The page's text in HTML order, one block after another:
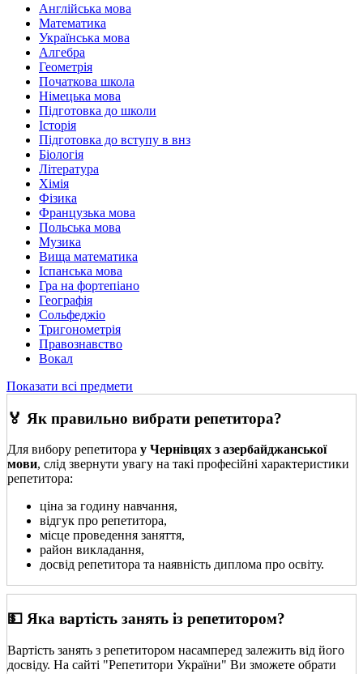
Англійська мова
Математика
Українська мова
Алгебра
Геометрія
Початкова школа
Німецька мова
Підготовка до школи
Історія
Підготовка до вступу в внз
Біологія
Література
Хімія
Фізика
Французька мова
Польська мова
Музика
Вища математика
Іспанська мова
Гра на фортепіано
Географія
Сольфеджіо
Тригонометрія
Правознавство
Вокал
Показати всі предмети
🏅 Як правильно вибрати репетитора?
Для вибору репетитора у Чернівцях з азербайджанської
мови, слід звернути увагу на такі професійні характеристики
репетитора:
ціна за годину навчання,
відгук про репетитора,
місце проведення заняття,
район викладання,
досвід репетитора та наявність диплома про освіту.
💵 Яка вартість занять із репетитором?
Вартість занять з репетитором насамперед залежить від його
досвіду. На сайті "Репетитори України" Ви зможете обрати